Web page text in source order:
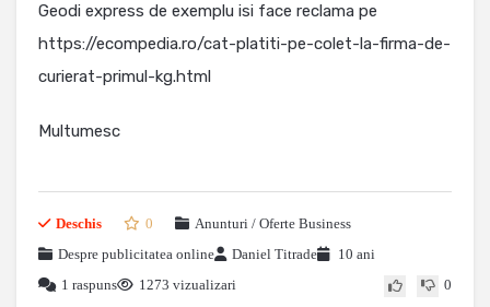
Geodi express de exemplu isi face reclama pe
https://ecompedia.ro/cat-platiti-pe-colet-la-firma-de-
curierat-primul-kg.html
Multumesc
Deschis 0
Anunturi / Oferte Business
Despre publicitatea online
Daniel Titrade
10 ani
1 raspuns
1273 vizualizari 0